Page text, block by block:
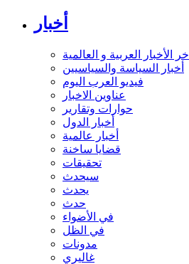
أخبار
أخر الأخبار العربية و العالمية
أخبار السياسة والسياسيين
فيديو العرب اليوم
عناوين الاخبار
حوارات وتقارير
أخبار الدول
أخبار عالمية
قضايا ساخنة
تحقيقات
سيحدث
يحدث
حدث
في الأضواء
في الظل
مدونات
غاليري